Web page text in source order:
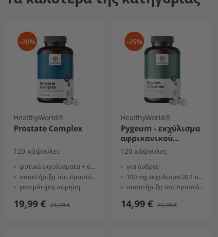
-20%
HealthyWorld®
Prostate Complex
120 κάψουλες
φυτικά εκχυλίσματα + αντιοξειδωτικά
υποστήριξη του προστάτη
γονιμότητα, ούρηση
19,99 € 24,99 €
-25%
HealthyWorld®
Pygeum - εκχύλισμα
αφρικανικού
δαμάσκηνου
120 κάψουλες
για άνδρες
100 mg εκχύλισμα 20:1 ανά κάψουλα
υποστήριξη του προστάτη και του ουροποιητικού συστήματος
14,99 € 19,99 €